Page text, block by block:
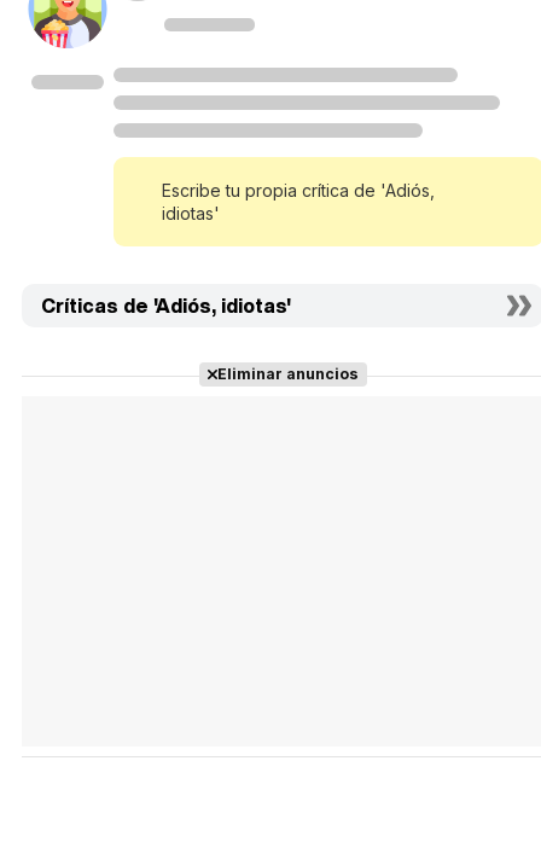
Escribe tu propia crítica de 'Adiós,
idiotas'
Críticas de 'Adiós, idiotas'
Eliminar anuncios